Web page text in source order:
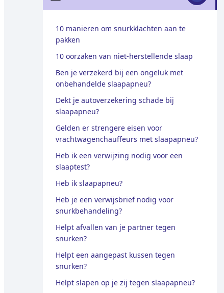
10 manieren om snurkklachten aan te
pakken
10 oorzaken van niet-herstellende slaap
Ben je verzekerd bij een ongeluk met
onbehandelde slaapapneu?
Dekt je autoverzekering schade bij
slaapapneu?
Gelden er strengere eisen voor
vrachtwagenchauffeurs met slaapapneu?
Heb ik een verwijzing nodig voor een
slaaptest?
Heb ik slaapapneu?
Heb je een verwijsbrief nodig voor
snurkbehandeling?
Helpt afvallen van je partner tegen
snurken?
Helpt een aangepast kussen tegen
snurken?
Helpt slapen op je zij tegen slaapapneu?